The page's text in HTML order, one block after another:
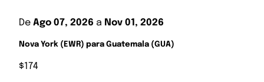
De Ago 07, 2026 a Nov 01, 2026
Nova York (EWR) para Guatemala (GUA)
$174